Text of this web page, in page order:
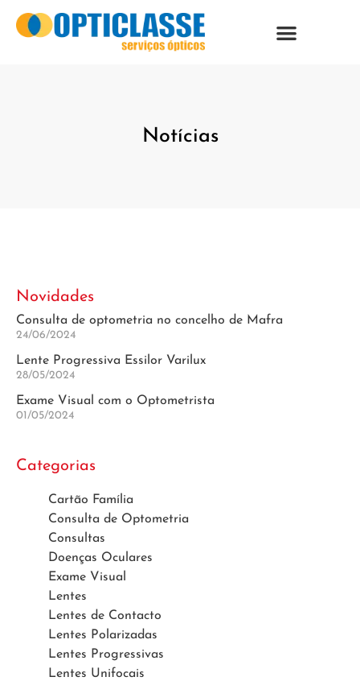
Notícias
Novidades
Consulta de optometria no concelho de Mafra
24/06/2024
Lente Progressiva Essilor Varilux
28/05/2024
Exame Visual com o Optometrista
01/05/2024
Categorias
Cartão Família
Consulta de Optometria
Consultas
Doenças Oculares
Exame Visual
Lentes
Lentes de Contacto
Lentes Polarizadas
Lentes Progressivas
Lentes Unifocais